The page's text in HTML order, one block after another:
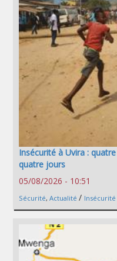
Insécurité à Uvira :
quatre jours
05/08/2026 - 10:51
Sécurité, Actualité / Insécurité